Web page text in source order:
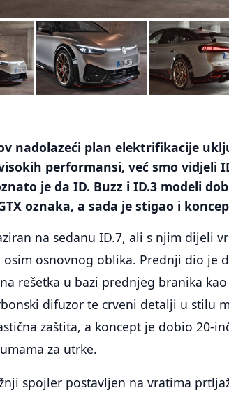
nadolazeći plan elektrifikacije
performansi, već smo vidjeli
je da ID. Buzz i ID.3 modeli
oznaka, a sada je stigao i
na sedanu ID.7, ali s njim dijeli
osim osnovnog oblika. Prednji dio je
rešetka u bazi prednjeg branika
difuzor te crveni detalji u stilu
zaštita, a koncept je dobio 20-
za utrke.
spojler postavljen na vratima